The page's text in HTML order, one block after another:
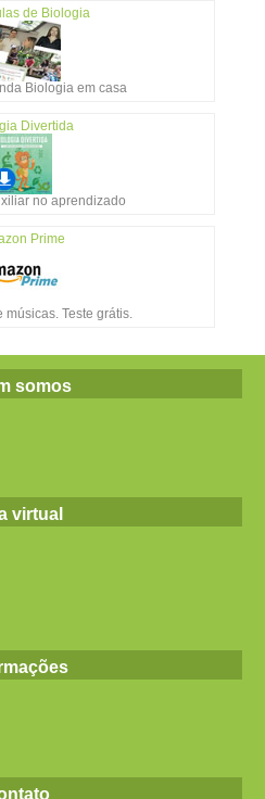
de Biologia
Biologia em casa
Divertida
no aprendizado
Prime
músicas. Teste grátis.
somos
virtual